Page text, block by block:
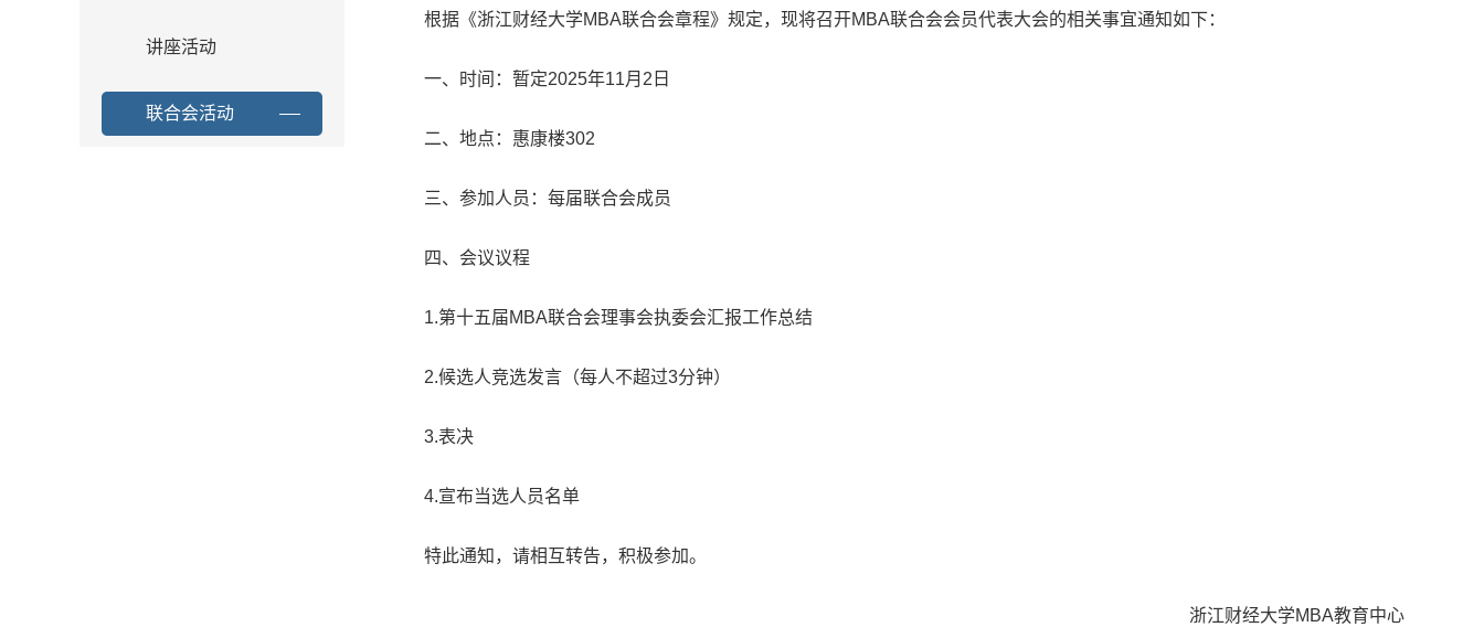
讲座活动
联合会活动
根据《浙江财经大学MBA联合会章程》规定，现将召开MBA联合会会员代表大会的相关事宜通知如下：
一、时间：暂定2025年11月 2 日
二、地点：惠康楼302
三、参加人员：每届联合会成员
四、会议议程
1.第十五届MBA联合会理事会执委会汇报工作总结
2.候选人竞选发言（每人不超过3分钟）
3.表决
4.宣布当选人员名单
特此通知，请相互转告，积极参加。
浙江财经大学MBA教育中心